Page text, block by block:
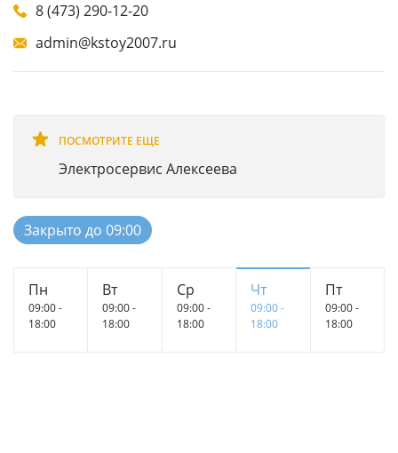
8 (473) 290-12-20
admin@kstoy2007.ru
ПОСМОТРИТЕ ЕЩЕ
Электросервис Алексеева
Закрыто до 09:00
Пн
09:00 -
18:00
Вт
09:00 -
18:00
Ср
09:00 -
18:00
Чт
09:00 -
18:00
Пт
09:00 -
18:00